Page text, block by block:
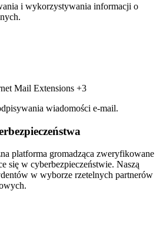
i wykorzystywania informacji o
Mail Extensions +3
wiadomości e-mail.
platforma gromadząca zweryfikowane
się w cyberbezpieczeństwie. Naszą
w wyborze rzetelnych partnerów